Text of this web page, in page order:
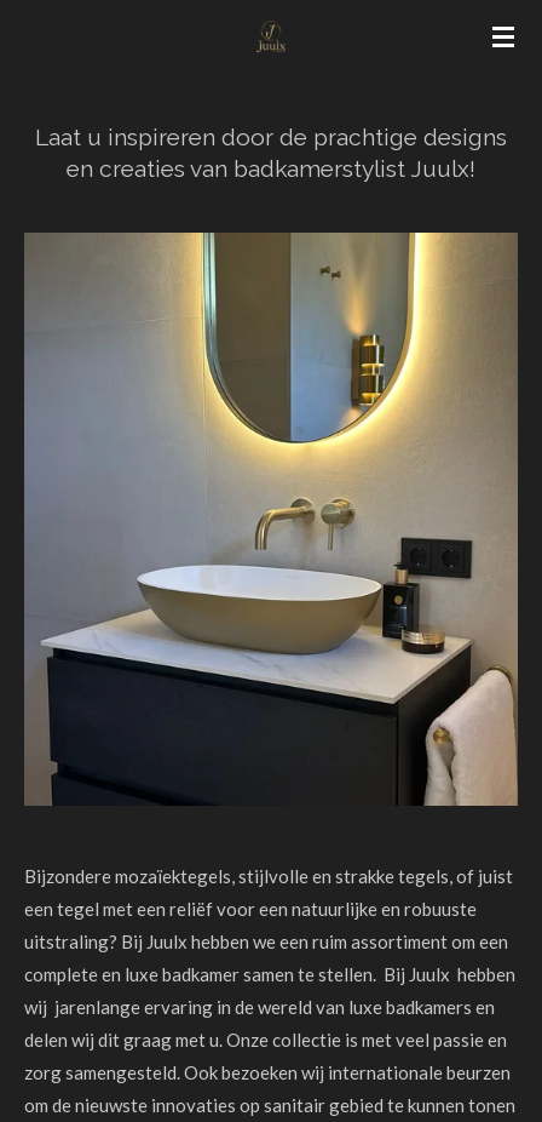
Laat u inspireren door de prachtige designs
en creaties van badkamerstylist Juulx!
Bijzondere mozaïektegels, stijlvolle en strakke tegels, of juist
een tegel met een reliëf voor een natuurlijke en robuuste
uitstraling? Bij Juulx hebben we een ruim assortiment om een
complete en luxe badkamer samen te stellen. Bij Juulx hebben
wij jarenlange ervaring in de wereld van luxe badkamers en
delen wij dit graag met u. Onze collectie is met veel passie en
zorg samengesteld. Ook bezoeken wij internationale beurzen
om de nieuwste innovaties op sanitair gebied te kunnen tonen